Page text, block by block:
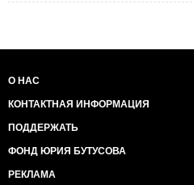
О НАС
КОНТАКТНАЯ ИНФОРМАЦИЯ
ПОДДЕРЖАТЬ
ФОНД ЮРИЯ БУТУСОВА
РЕКЛАМА